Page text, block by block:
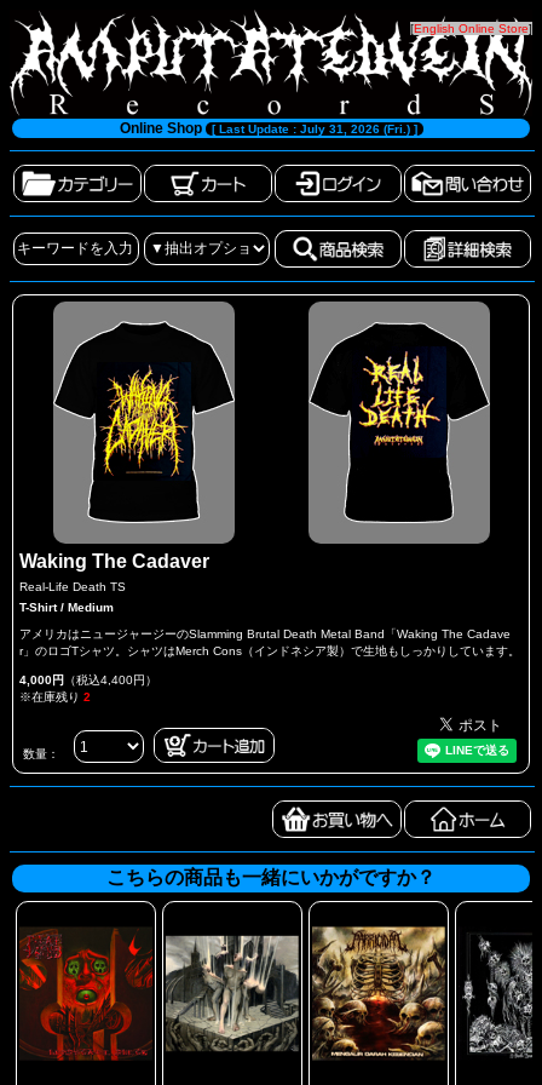
[English Online Store]
Online Shop [ Last Update : July 31, 2026 (Fri.) ]
Waking The Cadaver
Real-Life Death TS
T-Shirt / Medium
アメリカはニュージャージーのSlamming Brutal Death Metal Band「Waking The Cadave
r」のロゴTシャツ。シャツはMerch Cons（インドネシア製）で生地もしっかりしています。
4,000円 （税込4,400円）
※在庫残り 2
数量：
こちらの商品も一緒にいかがですか？